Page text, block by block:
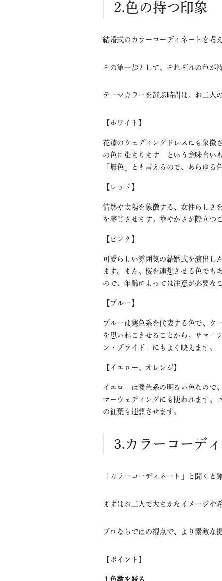
⒉色の持つ印象
結婚式のカラーコーディネートを考
その第一歩として、それぞれの色が
テーマカラーを選ぶ時間は、お二人
【ホワイト】
花嫁のウェディングドレスにも象徴
の色に染まります」という意味合い
「無色」とも言えるので、あらゆる
【レッド】
情熱や太陽を象徴する、女性らしさ
を感じさせます。華やかさが際立つ
【ピンク】
可愛らしい雰囲気の結婚式を演出し
ます。また、桜を連想させる色でも
ので、年齢によっては注意が必要な
【ブルー】
ブルーは寒色系を代表する色で、ク
を思い起こさせることから、サマー
ン・ブライド」にもよく映えます。
【イエロー、オレンジ】
イエローは暖色系の明るい色なので
マーウェディングにも使われます。
の紅葉も連想させます。
⒊カラーコーデ
「カラーコーディネート」と聞くと
まずはお二人で大まかなイメージや
プロならではの視点で、より素敵な
【ポイント】
⒈色数を絞る